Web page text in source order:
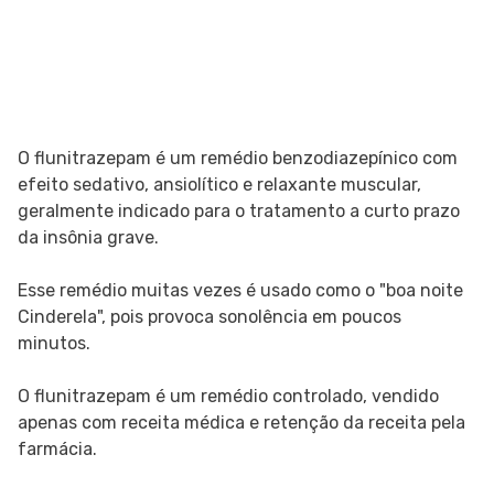
O flunitrazepam é um remédio benzodiazepínico com
efeito sedativo, ansiolítico e relaxante muscular,
geralmente indicado para o tratamento a curto prazo
da insônia grave.
Esse remédio muitas vezes é usado como o "boa noite
Cinderela", pois provoca sonolência em poucos
minutos.
O flunitrazepam é um remédio controlado, vendido
apenas com receita médica e retenção da receita pela
farmácia.